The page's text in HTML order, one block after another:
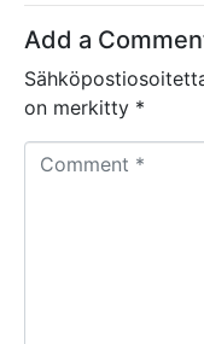
Add a
on merkitty *